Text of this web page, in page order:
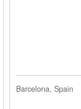
Barcelona, Spain